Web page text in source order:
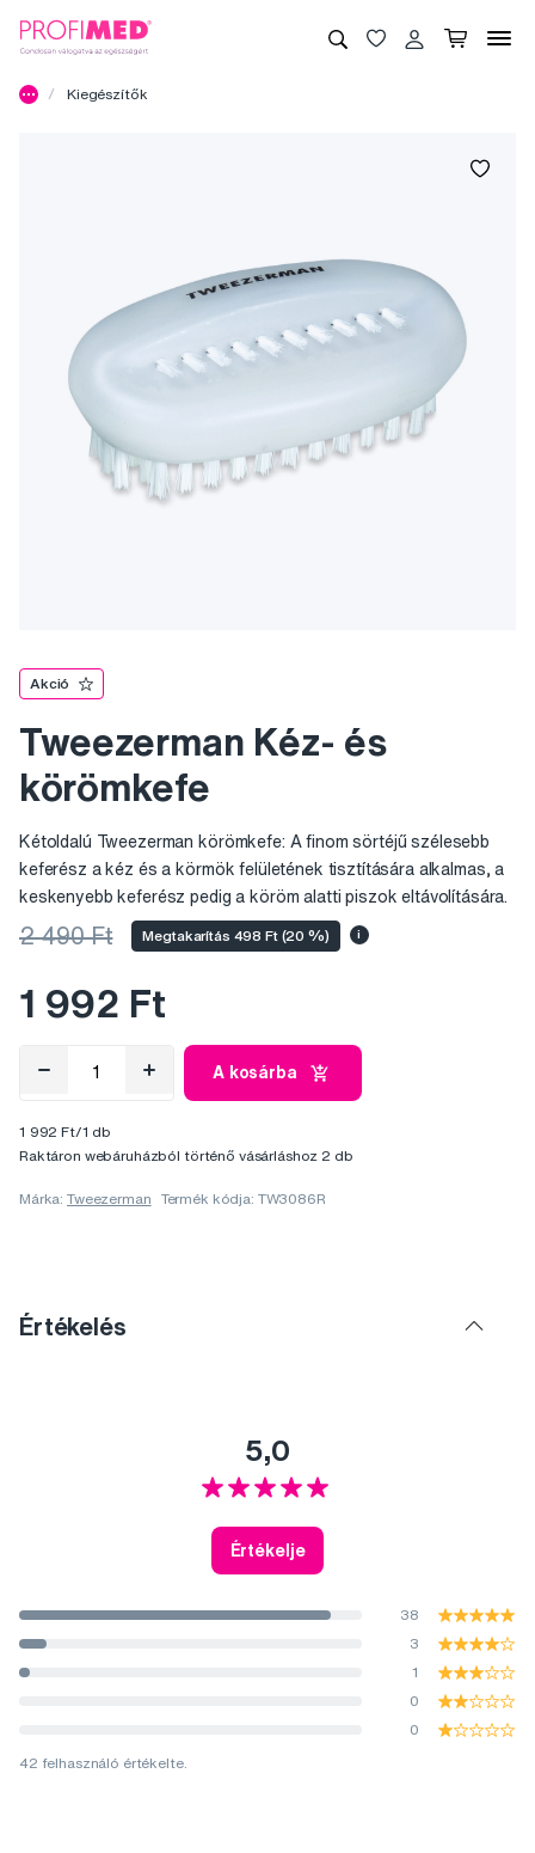
Kiegészítők
Akció
Tweezerman Kéz- és
körömkefe
Kétoldalú Tweezerman körömkefe: A finom sörtéjű szélesebb
keferész a kéz és a körmök felületének tisztítására alkalmas, a
keskenyebb keferész pedig a köröm alatti piszok eltávolítására.
2 490 Ft Megtakarítás 498 Ft (20 %) i
1 992 Ft
A kosárba
1 992 Ft/1 db
Raktáron webáruházból történő vásárláshoz 2 db
Márka:Tweezerman Termék kódja: TW3086R
Értékelés
5,0
Értékelje
38
3
1
0
0
42 felhasználó értékelte.